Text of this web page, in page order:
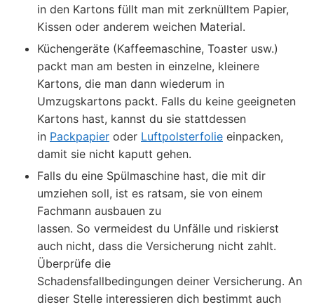
in den Kartons füllt man mit zerknülltem Papier,
Kissen oder anderem weichen Material.
Küchengeräte (Kaffeemaschine, Toaster usw.)
packt man am besten in einzelne, kleinere
Kartons, die man dann wiederum in
Umzugskartons packt. Falls du keine geeigneten
Kartons hast, kannst du sie stattdessen
in Packpapier oder Luftpolsterfolie einpacken,
damit sie nicht kaputt gehen.
Falls du eine Spülmaschine hast, die mit dir
umziehen soll, ist es ratsam, sie von einem
Fachmann ausbauen zu
lassen. So vermeidest du Unfälle und riskierst
auch nicht, dass die Versicherung nicht zahlt.
Überprüfe die
Schadensfallbedingungen deiner Versicherung. An
dieser Stelle interessieren dich bestimmt auch